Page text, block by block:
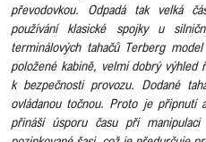
převodovkou. Odpadá tak velká
používání klasické spojky u
terminálových tahačů Terberg
položené kabině, velmi dobrý výhled
k bezpečnosti provozu. Dodané
ovládanou točnou. Proto je připnutí
přináší úsporu času při